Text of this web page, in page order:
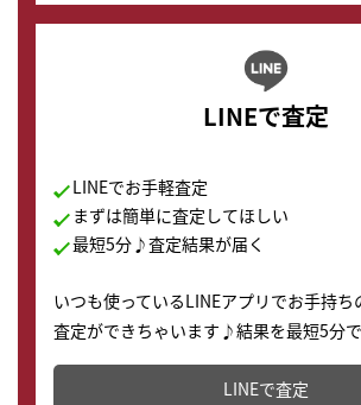
LINEで査定
LINEでお手軽査定
まずは簡単に査定してほしい
最短5分♪査定結果が届く
いつも使っているLINEアプリでお手持ち
査定ができちゃいます♪結果を最短5分で
どこからでもすぐに査定金額を知ること
LINEで査定